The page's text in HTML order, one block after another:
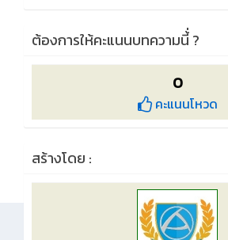
ต้องการให้คะแนนบทความนี้่ ?
0
คะแนนโหวด
สร้างโดย :